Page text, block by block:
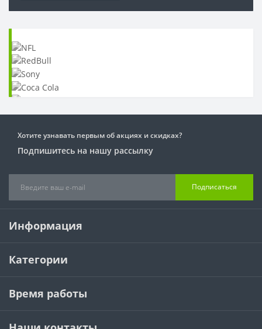
Хотите узнавать первым об акциях и скидках?
Подпишитесь на нашу рассылку
Подписаться
Информация
Категории
Время работы